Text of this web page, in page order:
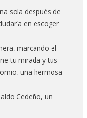
sola después de
en escoger
marcando el
tu mirada y tus
una hermosa
Cedeño, un